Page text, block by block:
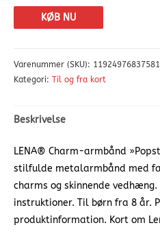
KØB NU
Varenummer (SKU):
Kategori: Til og fra kort
Beskrivelse
LENA® Charm-armbånd
stilfulde metalarmbånd med
charms og skinnende
instruktioner. Til børn fra 8 år.
produktinformation. Kort om